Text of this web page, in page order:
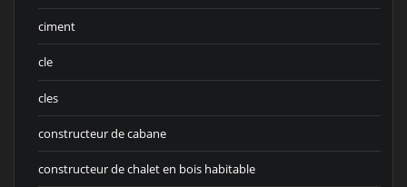
ciment
cle
cles
constructeur de cabane
constructeur de chalet en bois habitable